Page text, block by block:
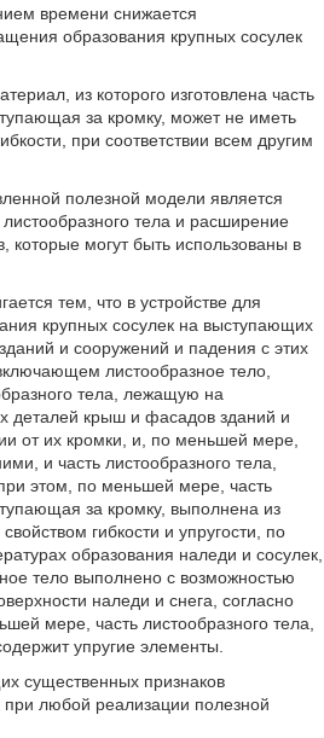
времени снижается
образования крупных сосулек
из которого изготовлена часть
за кромку, может не иметь
при соответствии всем другим
полезной модели является
тела и расширение
которые могут быть использованы в
тем, что в устройстве для
крупных сосулек на выступающих
и сооружений и падения с этих
листообразное тело,
тела, лежащую на
деталей крыш и фасадов зданий и
от их кромки, и, по меньшей мере,
и часть листообразного тела,
этом, по меньшей мере, часть
за кромку, выполнена из
гибкости и упругости, по
образования наледи и сосулек,
тело выполнено с возможностью
наледи и снега, согласно
мере, часть листообразного тела,
упругие элементы.
существенных признаков
любой реализации полезной